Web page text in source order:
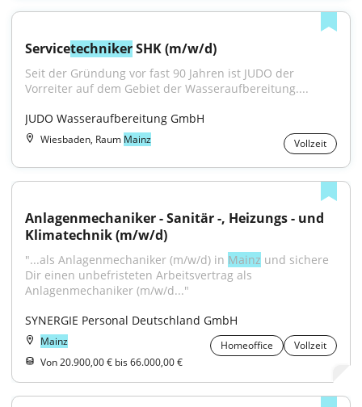
Servicetechniker SHK (m/w/d)
Seit der Gründung vor fast 90 Jahren ist JUDO der
Vorreiter auf dem Gebiet der Wasseraufbereitung....
JUDO Wasseraufbereitung GmbH
Wiesbaden, Raum Mainz Vollzeit
Anlagenmechaniker - Sanitär -, Heizungs - und
Klimatechnik (m/w/d)
"...als Anlagenmechaniker (m/w/d) in Mainz und sichere
Dir einen unbefristeten Arbeitsvertrag als
Anlagenmechaniker (m/w/d..."
SYNERGIE Personal Deutschland GmbH
Mainz Homeoffice
Vollzeit
Von 20.900,00 € bis 66.000,00 €